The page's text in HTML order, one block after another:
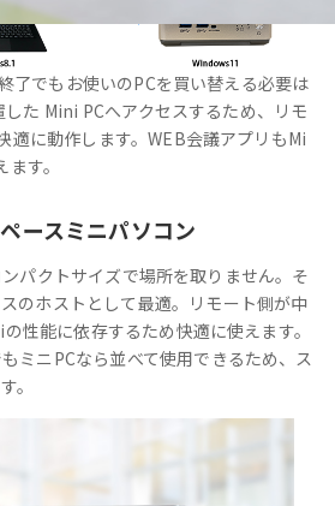
けPC・Windows11IoT Enterprise搭載「VALTEC Mini
了でもお使いのPCを買い替える必要は
た Mini PCへアクセスするため、リモ
適に動作します。WEB会議アプリもMi
す。
ースミニパソコン
パクトサイズで場所を取りません。そ
のホストとして最適。リモート側が中
性能に依存するため快適に使えます。
ミニPCなら並べて使用できるため、ス
。